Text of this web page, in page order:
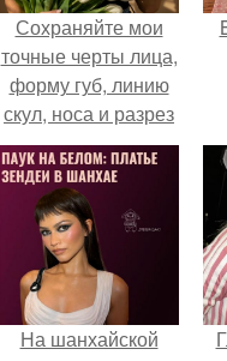
Сохраняйте мои
точные черты лица,
форму губ, линию
скул, носа и разрез
глаз.
На шанхайской